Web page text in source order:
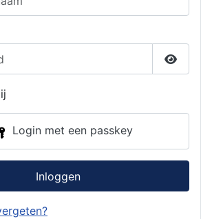
Toon
Login met een passkey
Inloggen